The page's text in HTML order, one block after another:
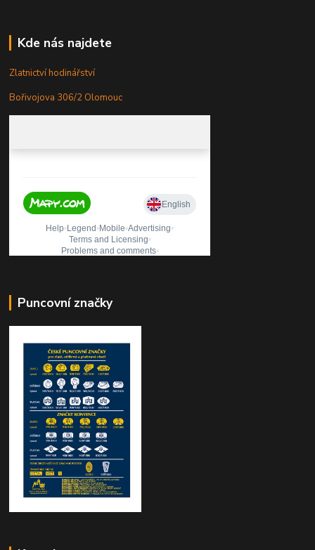
Kde nás najdete
Zlatnictví hodinářství
Bořivojova 306/2 Olomouc
Puncovní značky